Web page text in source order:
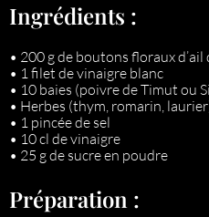
Ingrédients :
• 200 g de boutons floraux d’ail
• 1 filet de vinaigre blanc
• 10 baies (poivre de Timut ou
• Herbes (thym, romarin,
• 1 pincée de sel
• 10 cl de vinaigre
• 25 g de sucre en poudre
Préparation :